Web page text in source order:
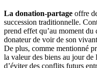
La donation-partage offre
succession traditionnelle.
prend effet qu’au moment du
donateur de voir de son
De plus, comme mentionné
la valeur des biens au jour
d’éviter des conflits futurs